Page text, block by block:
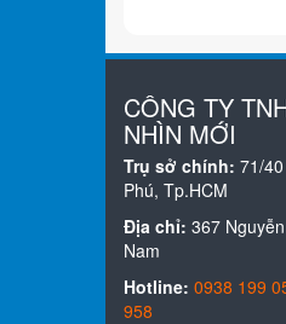
CÔNG TY
NHÌN MỚI
Trụ sở chính: 71/
Phú, Tp.HCM
Địa chỉ: 367
Nam
Hotline: 0938 199
958